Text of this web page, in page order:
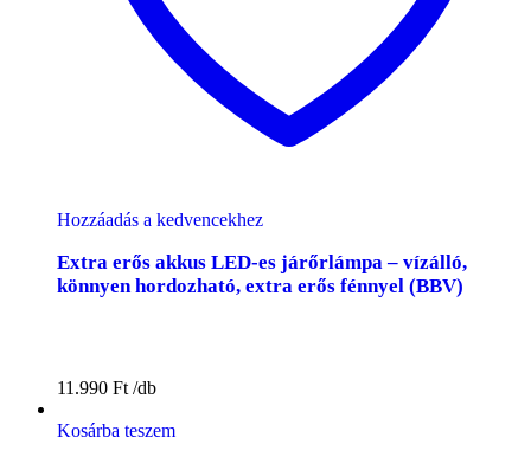
Hozzáadás a kedvencekhez
Extra erős akkus LED-es járőrlámpa – vízálló,
könnyen hordozható, extra erős fénnyel (BBV)
11.990 Ft
Kosárba teszem